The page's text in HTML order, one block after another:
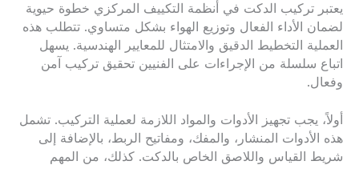
يعتبر تركيب الدكت في أنظمة التكييف المركزي خطوة حيوية
لضمان الأداء الفعال وتوزيع الهواء بشكل متساوي. تتطلب هذه
العملية التخطيط الدقيق والامتثال للمعايير الهندسية. يسهل
اتباع سلسلة من الإجراءات على الفنيين تحقيق تركيب آمن
وفعال.
أولاً، يجب تجهيز الأدوات والمواد اللازمة لعملية التركيب. تشمل
هذه الأدوات المنشار، والمفك، ومفاتيح الربط، بالإضافة إلى
شريط القياس واللاصق الخاص بالدكت. كذلك، من المهم